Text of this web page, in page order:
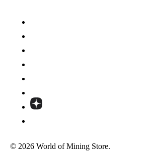
© 2026 World of Mining Store.